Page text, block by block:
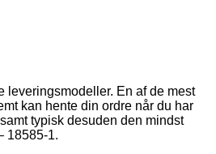
leveringsmodeller. En af de mest
kan hente din ordre når du har
typisk desuden den mindst
18585-1.